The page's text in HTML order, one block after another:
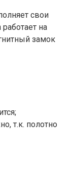
свои
на
замок
т.к. полотно